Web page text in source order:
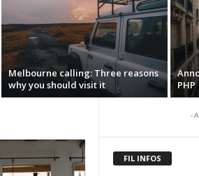
Melbourne calling: Three reasons
why you should visit it
PHP
-
FIL INFOS